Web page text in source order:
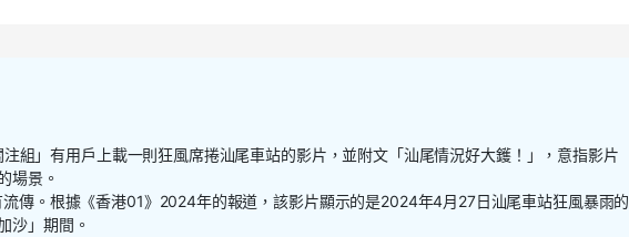
組」有用戶上載一則狂風席捲汕尾車站的影片，並附文「汕尾情況好大鑊！」，意指影片
場景。
傳。根據《香港01》2024年的報道，該影片顯示的是2024年4月27日汕尾車站狂風暴雨的
沙」期間。